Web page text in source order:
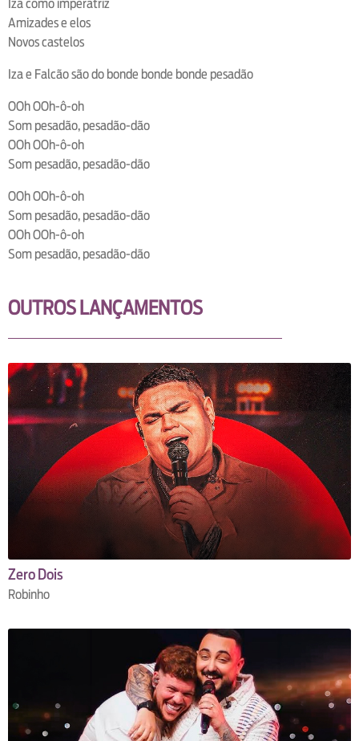
Iza como imperatriz
Amizades e elos
Novos castelos
Iza e Falcão são do bonde bonde bonde pesadão
OOh OOh-ô-oh
Som pesadão, pesadão-dão
OOh OOh-ô-oh
Som pesadão, pesadão-dão
OOh OOh-ô-oh
Som pesadão, pesadão-dão
OOh OOh-ô-oh
Som pesadão, pesadão-dão
OUTROS LANÇAMENTOS
Zero Dois
Robinho